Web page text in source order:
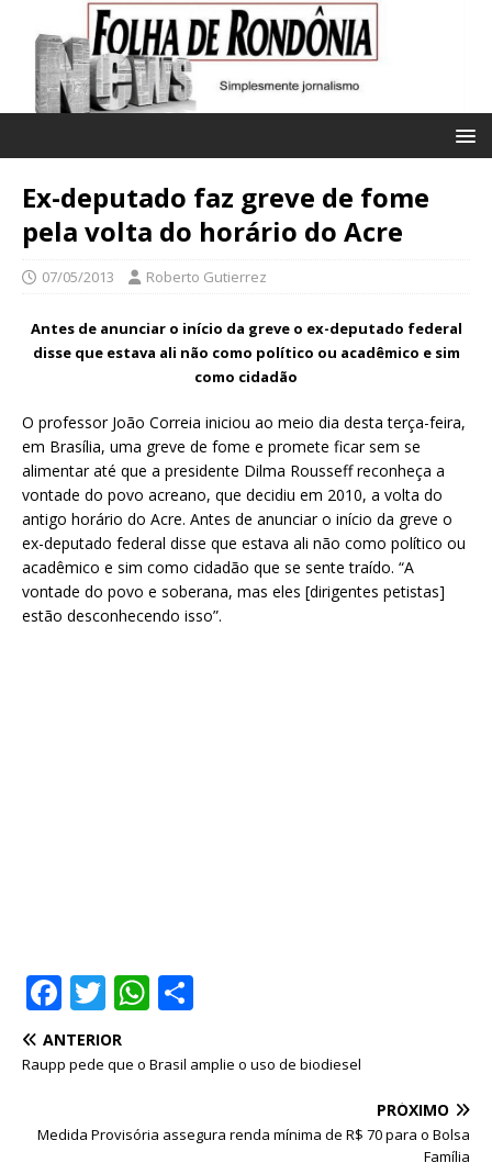
Ex-deputado faz greve de fome
pela volta do horário do Acre
07/05/2013 Roberto Gutierrez
Antes de anunciar o início da greve o ex-deputado federal
disse que estava ali não como político ou acadêmico e sim
como cidadão
O professor João Correia iniciou ao meio dia desta terça-feira,
em Brasília, uma greve de fome e promete ficar sem se
alimentar até que a presidente Dilma Rousseff reconheça a
vontade do povo acreano, que decidiu em 2010, a volta do
antigo horário do Acre. Antes de anunciar o início da greve o
ex-deputado federal disse que estava ali não como político ou
acadêmico e sim como cidadão que se sente traído. “A
vontade do povo e soberana, mas eles [dirigentes petistas]
estão desconhecendo isso”.
F
a
c
b
T
w
it
r
W
at
A
ar
ANTERIOR
Raupp pede que o Brasil amplie o uso de biodiesel
PRÓXIMO
Medida Provisória assegura renda mínima de R$ 70 para o Bolsa
Família